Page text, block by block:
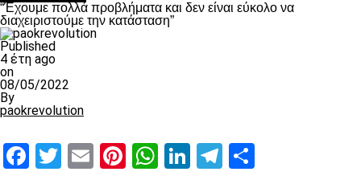
“Έχουμε πολλά προβλήματα και δεν είναι εύκολο να
διαχειριστούμε την κατάσταση”
Published
4 έτη ago
on
08/05/2022
By
paokrevolution
Facebook
Twitter
EmailPinterest
WhatsApp
LinkedIn
Telegram